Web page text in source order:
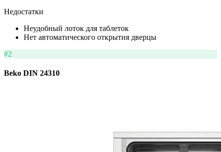
Недостатки
Неудобный лоток для таблеток
Нет автоматического открытия дверцы
#2
Beko DIN 24310